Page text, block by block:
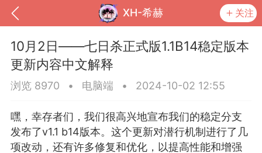
XH-希赫 关注
10月2日——七日杀正式版1.1B14稳定版本
更新内容中文解释
浏览 8970 • 电脑端 • 2024-10-02 12:55
嘿，幸存者们，我们很高兴地宣布我们的稳定分支
发布了v1.1 b14版本。这个更新对潜行机制进行了几
项改动，还有许多修复和优化，以提高性能和增强